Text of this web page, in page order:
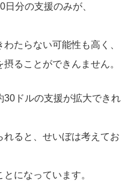
分の支援のみが、
たらない可能性も高く、
ることができんません。
ドルの支援が拡大できれ
ると、せいぼは考えてお
になっています。